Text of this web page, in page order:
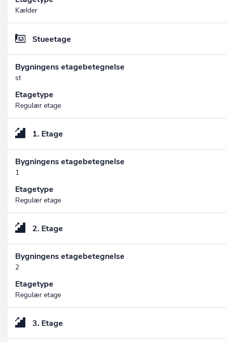
Kælder
Stueetage
Bygningens etagebetegnelse
st
Etagetype
Regulær etage
1. Etage
Bygningens etagebetegnelse
1
Etagetype
Regulær etage
2. Etage
Bygningens etagebetegnelse
2
Etagetype
Regulær etage
3. Etage